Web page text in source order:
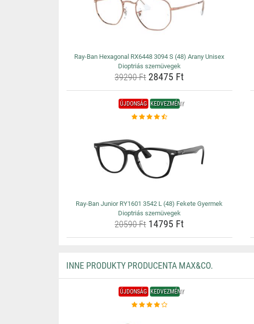
Ray-Ban Hexagonal RX6448 3094 S (48) Arany Unisex
Dioptriás szemüvegek
39290 Ft28475 Ft
ÚJDONSÁG KEDVEZMÉNY
Ray-Ban Junior RY1601 3542 L (48) Fekete Gyermek
Dioptriás szemüvegek
20590 Ft14795 Ft
INNE PRODUKTY PRODUCENTA MAX&CO.
ÚJDONSÁG KEDVEZMÉNY